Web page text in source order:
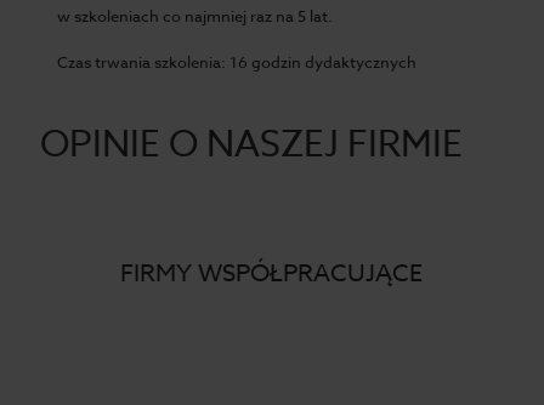
w szkoleniach co najmniej raz na 5 lat.
Czas trwania szkolenia: 16 godzin dydaktycznych
OPINIE O NASZEJ FIRMIE
FIRMY WSPÓŁPRACUJĄCE